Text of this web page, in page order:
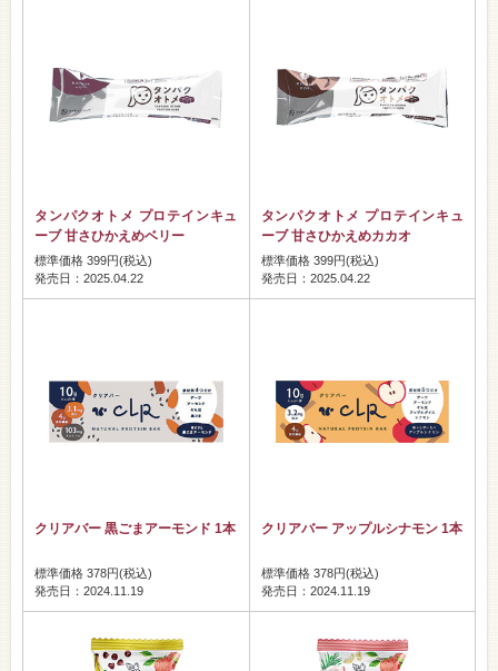
タンパクオトメ プロテインキュ
ーブ 甘さひかえめベリー
標準価格 399円(税込)
発売日：2025.04.22
タンパクオトメ プロテインキュ
ーブ 甘さひかえめカカオ
標準価格 399円(税込)
発売日：2025.04.22
クリアバー 黒ごまアーモンド 1本
標準価格 378円(税込)
発売日：2024.11.19
クリアバー アップルシナモン 1本
標準価格 378円(税込)
発売日：2024.11.19